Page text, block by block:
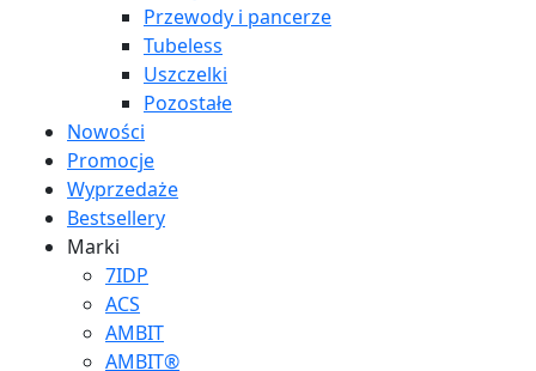
Przewody i pancerze
Tubeless
Uszczelki
Pozostałe
Nowości
Promocje
Wyprzedaże
Bestsellery
Marki
7IDP
ACS
AMBIT
AMBIT®